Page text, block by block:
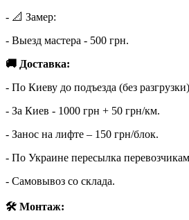
- 📐 Замер:
- Выезд мастера - 500 грн.
🚚 Доставка:
- По Киеву до подъезда (без
- За Киев - 1000 грн + 50 грн/км.
- Занос на лифте – 150 грн/блок.
- По Украине пересылка
- Самовывоз со склада.
🛠 Монтаж: